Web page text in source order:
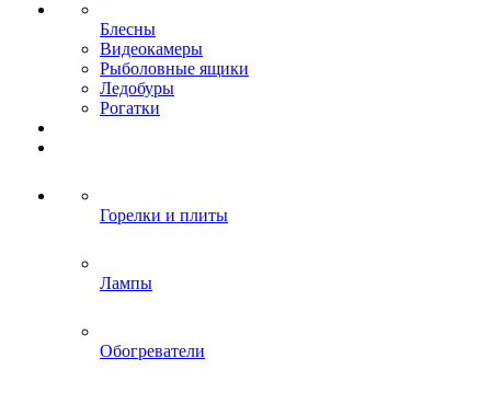
Блесны
Видеокамеры
Рыболовные ящики
Ледобуры
Рогатки
Горелки и плиты
Лампы
Обогреватели